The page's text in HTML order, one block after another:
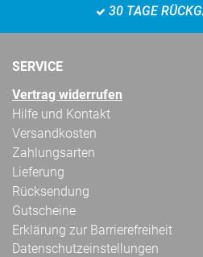
30 TAGE
SERVICE
Vertrag widerrufen
Hilfe und Kontakt
Versandkosten
Zahlungsarten
Lieferung
Rücksendung
Gutscheine
Erklärung zur Barrierefreiheit
Datenschutzeinstellungen